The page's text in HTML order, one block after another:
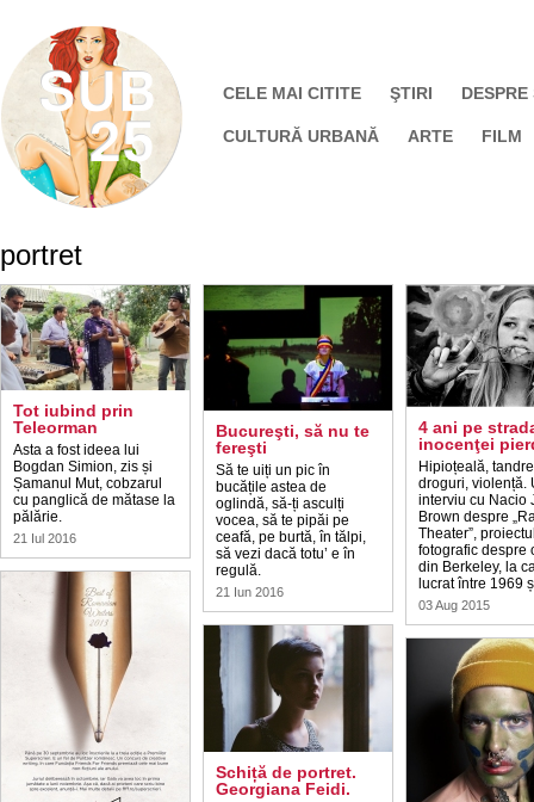
CELE MAI CITITE ŞTIRI DESPRE
CULTURĂ URBANĂ ARTE FILM
portret
Tot iubind prin
Teleorman
Asta a fost ideea lui
Bogdan Simion, zis și
Șamanul Mut, cobzarul
cu panglică de mătase la
pălărie.
21 Iul 2016
Bucureşti, să nu te
fereşti
Să te uiți un pic în
bucățile astea de
oglindă, să-ți asculți
vocea, să te pipăi pe
ceafă, pe burtă, în tălpi,
să vezi dacă totu’ e în
regulă.
21 Iun 2016
Schiță de portret.
Georgiana Feidi.
4 ani pe
inocenţei
Hipioțeală,
droguri, violență.
interviu cu Nacio
Brown despre
Theater”,
fotografic despre
din Berkeley, la
lucrat între 1969
03 Aug 2015